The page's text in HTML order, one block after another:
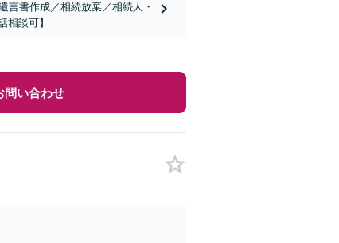
言書作成／相続放棄／相続人・
談可】
問い合わせ